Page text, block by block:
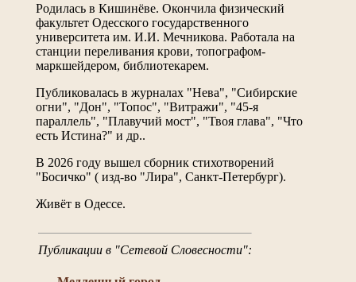
Родилась в Кишинёве. Окончила физический
факультет Одесского государственного
университета им. И.И. Мечникова. Работала на
станции переливания крови, топографом-
маркшейдером, библиотекарем.
Публиковалась в журналах "Нева", "Сибирские
огни", "Дон", "Топос", "Витражи", "45-я
параллель", "Плавучий мост", "Твоя глава", "Что
есть Истина?" и др..
В 2026 году вышел сборник стихотворений
"Босичко" ( изд-во "Лира", Санкт-Петербург).
Живёт в Одессе.
Публикации в "Сетевой Словесности":